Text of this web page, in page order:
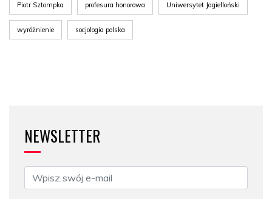
Piotr Sztompka profesura honorowa Uniwersytet Jagielloński
wyróżnienie socjologia polska
NEWSLETTER